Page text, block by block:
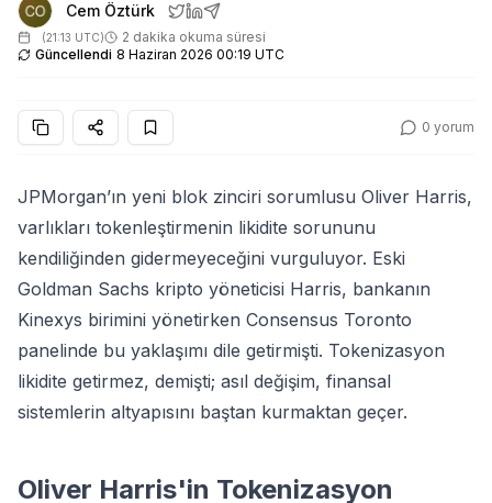
Cem Öztürk
(21:13 UTC)
2 dakika okuma süresi
Güncellendi 8 Haziran 2026 00:19 UTC
0 yorum
JPMorgan’ın yeni blok zinciri sorumlusu Oliver Harris,
varlıkları tokenleştirmenin likidite sorununu
kendiliğinden gidermeyeceğini vurguluyor. Eski
Goldman Sachs kripto yöneticisi Harris, bankanın
Kinexys birimini yönetirken Consensus Toronto
panelinde bu yaklaşımı dile getirmişti. Tokenizasyon
likidite getirmez, demişti; asıl değişim, finansal
sistemlerin altyapısını baştan kurmaktan geçer.
Oliver Harris'in Tokenizasyon